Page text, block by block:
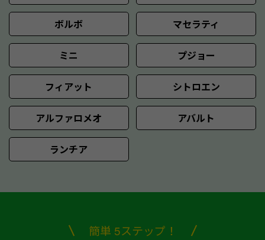
ボルボ マセラティ
ミニ プジョー
フィアット シトロエン
アルファロメオ アバルト
ランチア
簡単 5ステップ！